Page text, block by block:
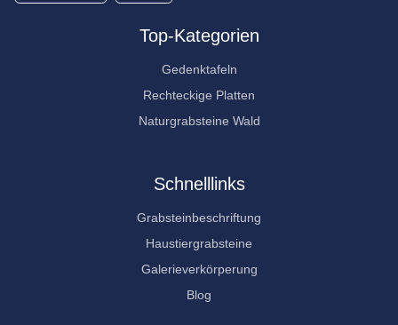
Top-Kategorien
Gedenktafeln
Rechteckige Platten
Naturgrabsteine Wald
Schnelllinks
Grabsteinbeschriftung
Haustiergrabsteine
Galerieverkörperung
Blog